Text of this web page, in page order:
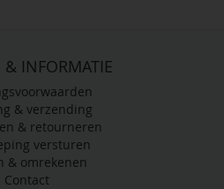
& INFORMATIE
& verzending
& retourneren
versturen
& omrekenen
Contact